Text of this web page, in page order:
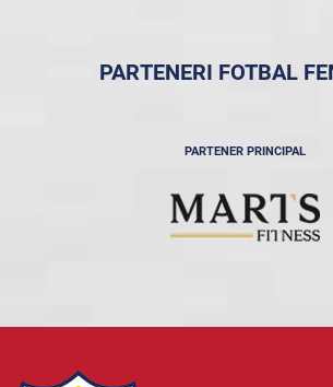
PARTENERI FOTBAL
PARTENER PRINCIPAL